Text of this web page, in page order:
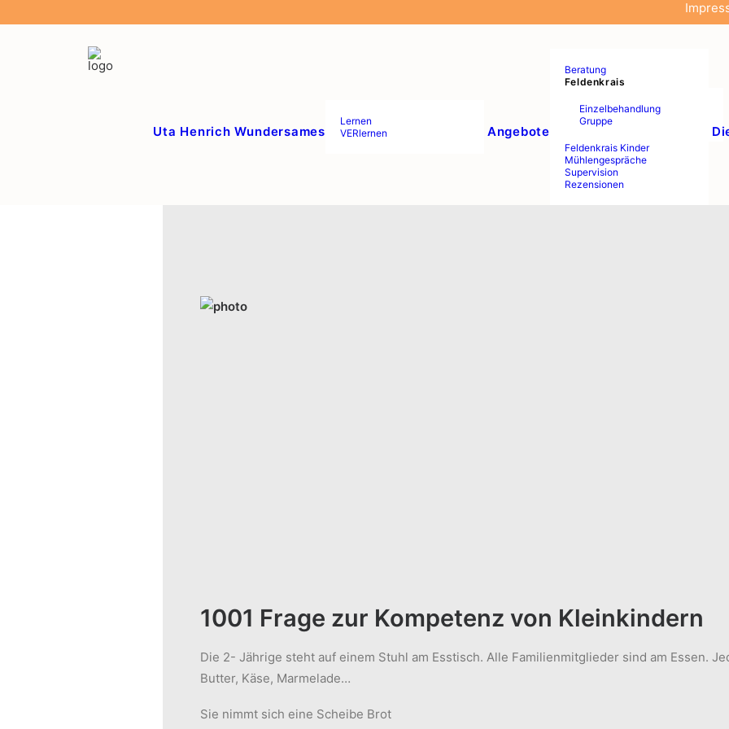
Uta Henrich Wundersames
Lernen
VERlernen
Angebote
Beratung
Feldenkrais
Einzelbehandlung
Gruppe
Feldenkrais Kinder
Mühlengespräche
Supervision
Rezensionen
1001 Frage zur Kompetenz von Kleinkindern
Die 2- Jährige steht auf einem Stuhl am Esstisch. Alle Familienmitglieder sind am Essen.
Butter, Käse, Marmelade…
Sie nimmt sich eine Scheibe Brot